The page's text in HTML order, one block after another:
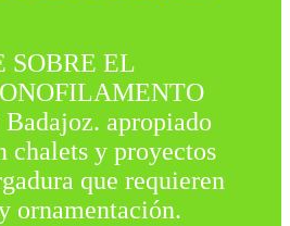
SOBRE EL
apropiado
chalets y proyectos
que requieren
ornamentación.